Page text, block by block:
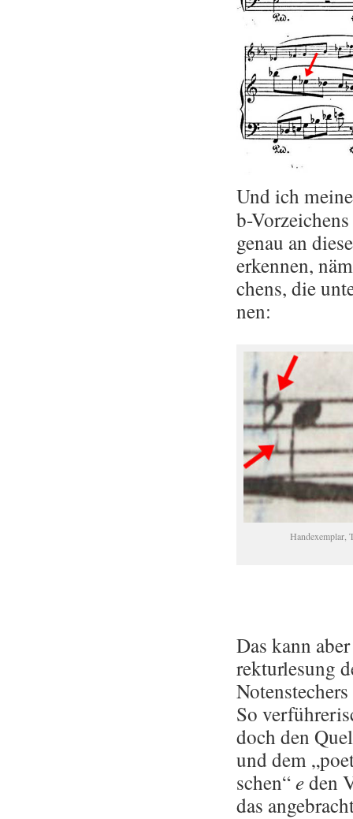
Und ich
b-
genau an
er­ken­nen,
chens, die
nen:
Hand­ex­em­plar,
Das kann
rek­tur­le­sung
So
doch den
und dem
schen“eden
das